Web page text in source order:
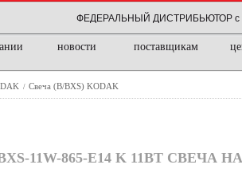
ФЕДЕРАЛЬНЫЙ ДИСТРИБЬЮТОР с
новости поставщикам
/ Свеча (B/BXS) KODAK
11W-865-E14 K 11ВТ СВЕЧА